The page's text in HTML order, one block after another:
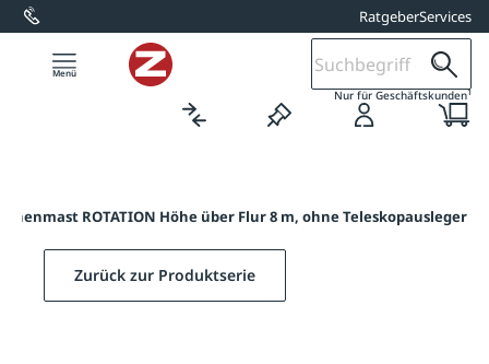
springen RatgeberServices
Nur für Geschäftskunden1
ROTATION Höhe über Flur 8 m, ohne Teleskopausleger
Zurück zur Produktserie